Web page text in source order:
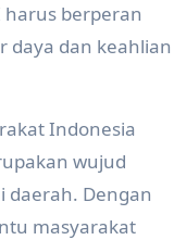
harus berperan
daya dan keahlian
Indonesia
wujud
daerah. Dengan
masyarakat